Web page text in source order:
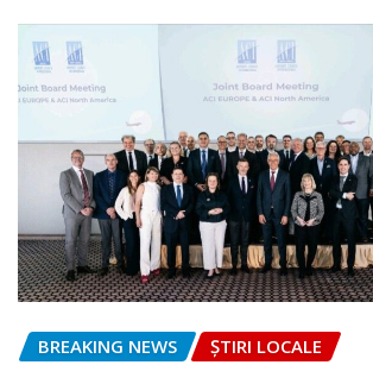
BREAKING NEWS ȘTIRI LOCALE